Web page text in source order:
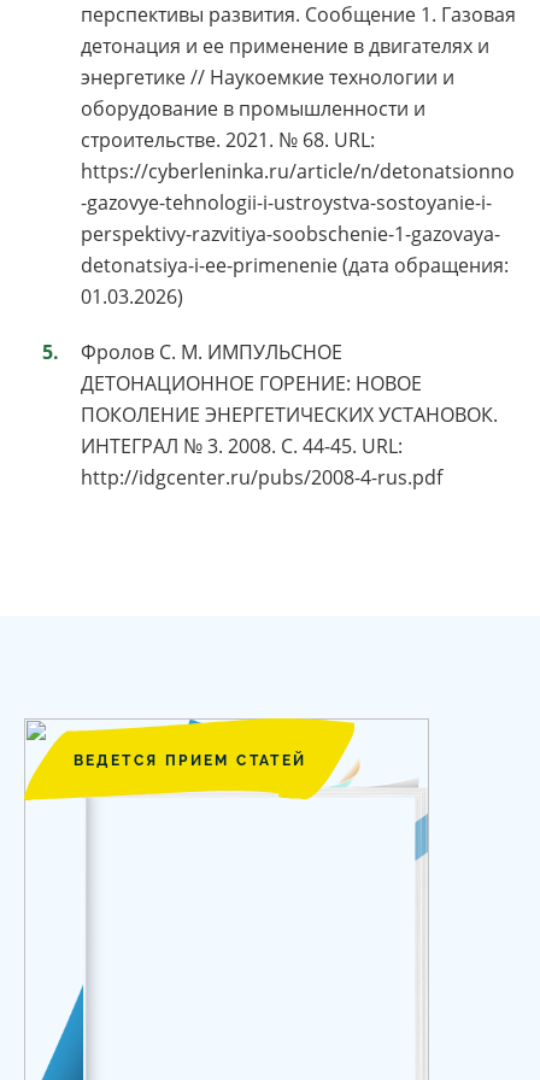
перспективы развития. Сообщение 1. Газовая
детонация и ее применение в двигателях и
энергетике // Наукоемкие технологии и
оборудование в промышленности и
строительстве. 2021. № 68. URL:
https://cyberleninka.ru/article/n/detonatsionno
-gazovye-tehnologii-i-ustroystva-sostoyanie-i-
perspektivy-razvitiya-soobschenie-1-gazovaya-
detonatsiya-i-ee-primenenie (дата обращения:
01.03.2026)
Фролов С. М. ИМПУЛЬСНОЕ
ДЕТОНАЦИОННОЕ ГОРЕНИЕ: НОВОЕ
ПОКОЛЕНИЕ ЭНЕРГЕТИЧЕСКИХ УСТАНОВОК.
ИНТЕГРАЛ № 3. 2008. С. 44-45. URL:
http://idgcenter.ru/pubs/2008-4-rus.pdf
ВЕДЕТСЯ ПРИЕМ СТАТЕЙ